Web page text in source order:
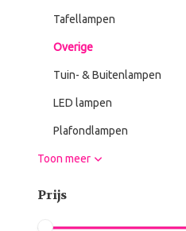
Tafellampen
Overige
Tuin- & Buitenlampen
LED lampen
Plafondlampen
Toon meer
Prijs